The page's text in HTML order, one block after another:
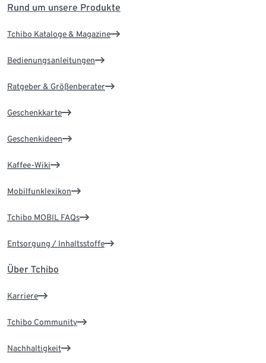
Rund um unsere Produkte
Tchibo Kataloge & Magazine
Bedienungsanleitungen
Ratgeber & Größenberater
Geschenkkarte
Geschenkideen
Kaffee-Wiki
Mobilfunklexikon
Tchibo MOBIL FAQs
Entsorgung / Inhaltsstoffe
Über Tchibo
Karriere
Tchibo Community
Nachhaltigkeit